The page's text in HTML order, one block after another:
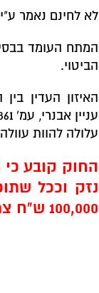
לא לחינם נאמר
המתח העומד
הביטוי.
האיזון העדין
עניין אבנרי, עמ' 861). ליבו של
עלולה להוות
נזק וככל
100,000 ש"ח צמודים למדד (כ- 144,000 ש"ח), ללא הוכחת נזק!!!